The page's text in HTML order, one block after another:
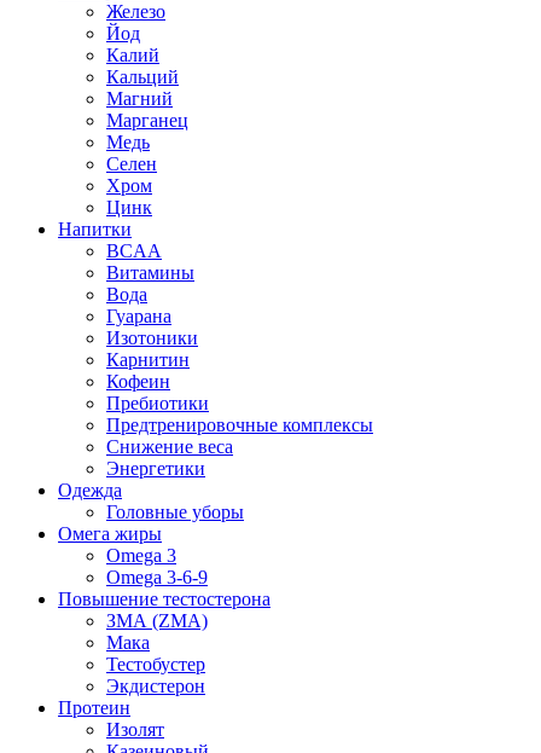
Железо
Йод
Калий
Кальций
Магний
Марганец
Медь
Селен
Хром
Цинк
Напитки
BCAA
Витамины
Вода
Гуарана
Изотоники
Карнитин
Кофеин
Пребиотики
Предтренировочные комплексы
Снижение веса
Энергетики
Одежда
Головные уборы
Омега жиры
Omega 3
Omega 3-6-9
Повышение тестостерона
ЗМА (ZMA)
Мака
Тестобустер
Экдистерон
Протеин
Изолят